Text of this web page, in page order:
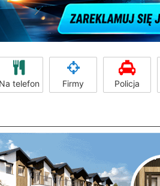
Na telefon Firmy Policja